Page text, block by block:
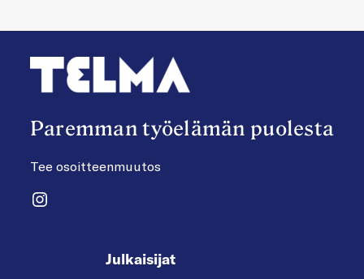
Paremman työelämän puolesta
Tee osoitteenmuutos
Instagram
Julkaisijat